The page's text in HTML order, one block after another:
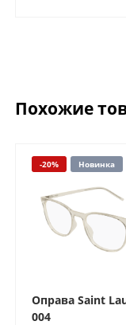
Похожие
-20% Новинка
Оправа Saint
004